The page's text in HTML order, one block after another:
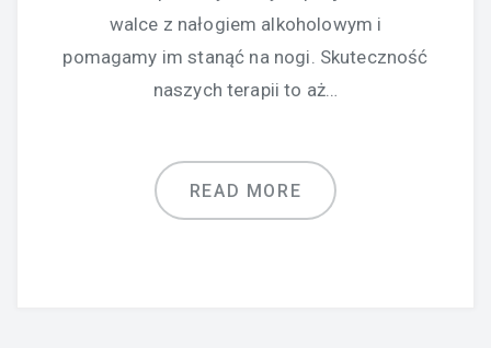
walce z nałogiem alkoholowym i
pomagamy im stanąć na nogi. Skuteczność
naszych terapii to aż…
READ MORE